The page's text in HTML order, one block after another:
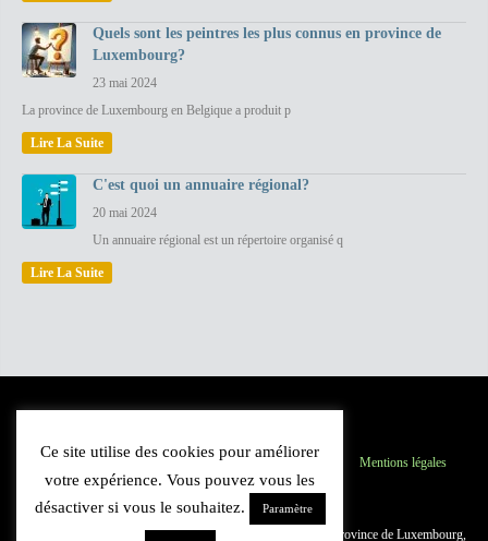
Quels sont les peintres les plus connus en province de
Luxembourg?
23 mai 2024
La province de Luxembourg en Belgique a produit p
Lire La Suite
C'est quoi un annuaire régional?
20 mai 2024
Un annuaire régional est un répertoire organisé q
Lire La Suite
Inscription
Mentions légales
Plan du site
© 2021 Luxannuaire.be : Annuaire des professionnels de la province de Luxembourg,
Ce site utilise des cookies pour améliorer
votre expérience. Vous pouvez vous les
désactiver si vous le souhaitez.
Paramètre